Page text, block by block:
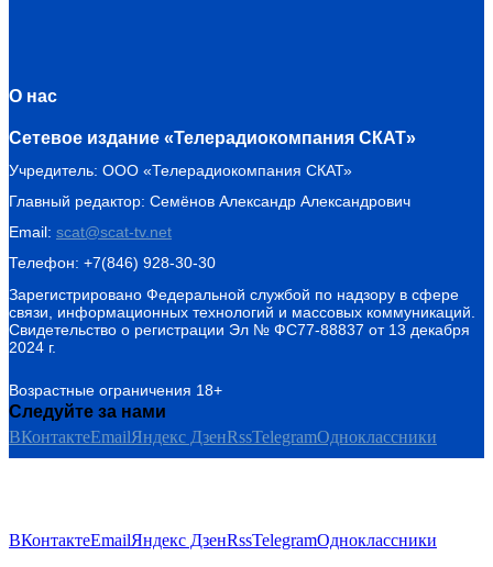
О нас
Сетевое издание «Телерадиокомпания СКАТ»
Учредитель: ООО «Телерадиокомпания СКАТ»
Главный редактор: Семёнов Александр Александрович
Email: scat@scat-tv.net
Телефон: +7(846) 928-30-30
Зарегистрировано Федеральной службой по надзору в сфере
связи, информационных технологий и массовых коммуникаций.
Свидетельство о регистрации Эл № ФС77-88837 от 13 декабря
2024 г.
Возрастные ограничения 18+
Следуйте за нами
ВКонтактеEmailЯндекс ДзенRssTelegramОдноклассники
ВКонтактеEmailЯндекс ДзенRssTelegramОдноклассники